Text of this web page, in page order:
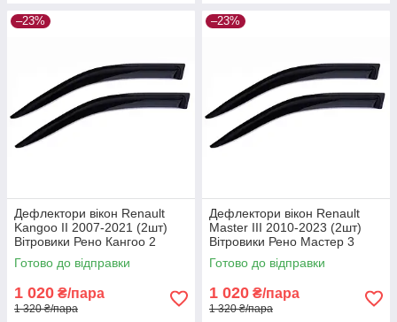
–23%
Дефлектори вікон Renault
Kangoo II 2007-2021 (2шт)
Вітровики Рено Кангоо 2
дефлектори (2шт) з 2007 по
2021
Готово до відправки
1 020 ₴/пара
1 320 ₴/пара
–23%
Дефлектори вікон Renault
Master III 2010-2023 (2шт)
Вітровики Рено Мастер 3
дефлектори (2шт) з 2010 по
2023
Готово до відправки
1 020 ₴/пара
1 320 ₴/пара